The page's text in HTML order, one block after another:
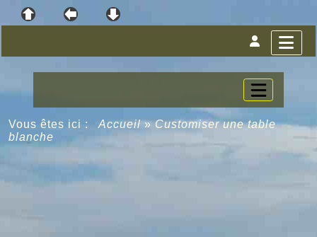
Vous êtes ici : Accueil»Customiser une table
blanche